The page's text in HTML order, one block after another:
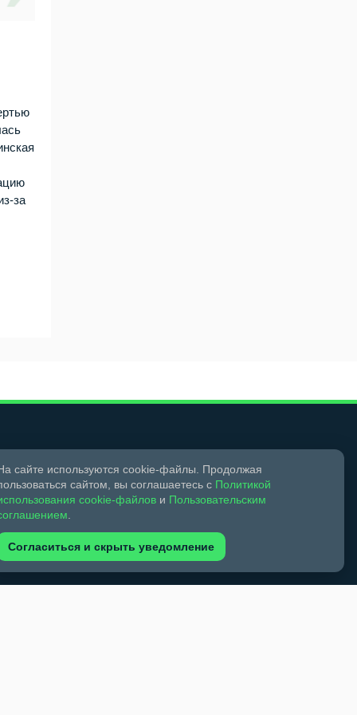
за
Мы в социальных сетях
сайте используются cookie-файлы. Продолжая
сайтом, вы соглашаетесь с Политикой
cookie-файлов и Пользовательским
Согласиться и скрыть уведомление